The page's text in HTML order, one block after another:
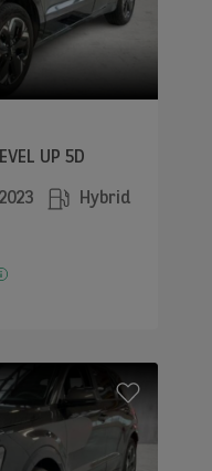
UP 5D
2023
Hybrid